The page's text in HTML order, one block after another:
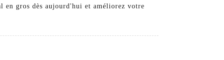
en gros dès aujourd'hui et améliorez votre